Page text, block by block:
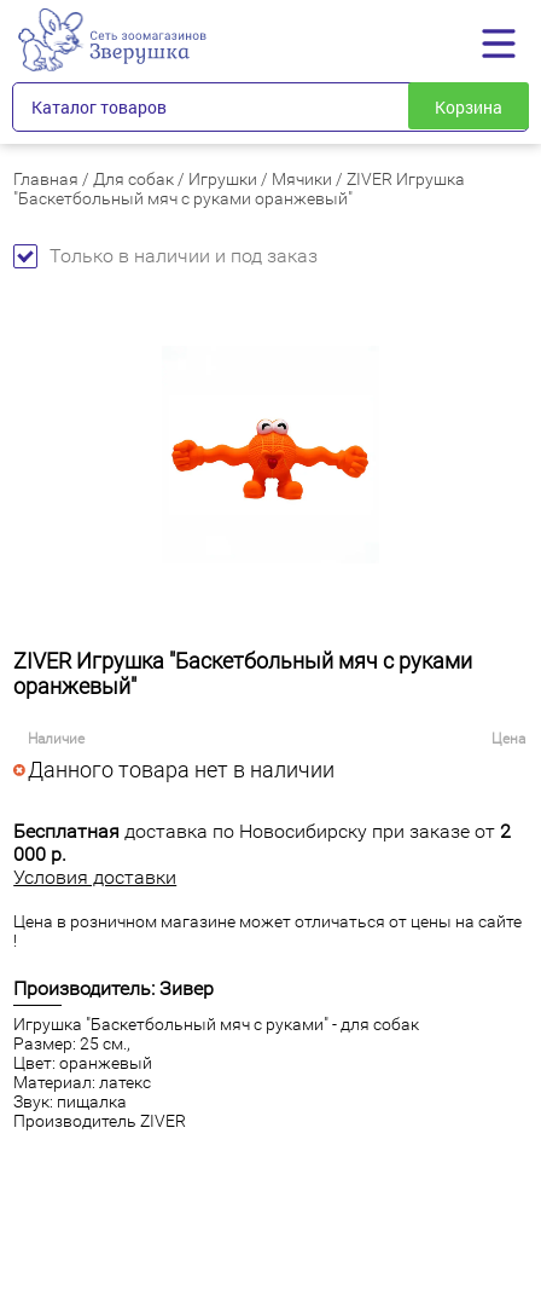
Каталог товаров Корзина
Главная / Для собак / Игрушки / Мячики /ZIVER Игрушка
"Баскетбольный мяч с руками оранжевый"
Только в наличии и под заказ
ZIVER Игрушка "Баскетбольный мяч с руками
оранжевый"
Наличие Цена
Данного товара нет в наличии
Бесплатная доставка по Новосибирску при заказе от 2
000 р.
Условия доставки
Цена в розничном магазине может отличаться от цены на сайте
!
Производитель: Зивер
Игрушка "Баскетбольный мяч с руками" - для собак
Размер: 25 см.,
Цвет: оранжевый
Материал: латекс
Звук: пищалка
Производитель ZIVER